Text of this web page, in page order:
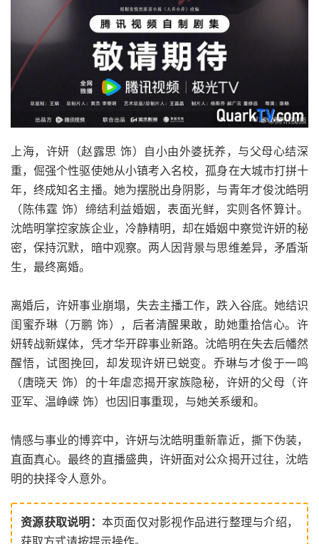
上海，许妍（赵露思 饰）自小由外婆抚养，与父母心结深
重，倔强个性驱使她从小镇考入名校，孤身在大城市打拼十
年，终成知名主播。她为摆脱出身阴影，与青年才俊沈皓明
（陈伟霆 饰）缔结利益婚姻，表面光鲜，实则各怀算计。
沈皓明掌控家族企业，冷静精明，却在婚姻中察觉许妍的秘
密，保持沉默，暗中观察。两人因背景与思维差异，矛盾渐
生，最终离婚。
离婚后，许妍事业崩塌，失去主播工作，跌入谷底。她结识
闺蜜乔琳（万鹏 饰），后者清醒果敢，助她重拾信心。许
妍转战新媒体，凭才华开辟事业新路。沈皓明在失去后幡然
醒悟，试图挽回，却发现许妍已蜕变。乔琳与才俊于一鸣
（唐晓天 饰）的十年虐恋揭开家族隐秘，许妍的父母（许
亚军、温峥嵘 饰）也因旧事重现，与她关系缓和。
情感与事业的博弈中，许妍与沈皓明重新靠近，撕下伪装，
直面真心。最终的直播盛典，许妍面对公众揭开过往，沈皓
明的抉择令人意外。
资源获取说明： 本页面仅对影视作品进行整理与介绍，